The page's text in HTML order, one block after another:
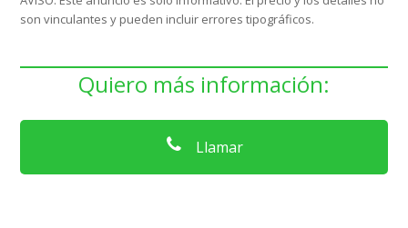
son vinculantes y pueden incluir errores tipográficos.
Quiero más información:
Llamar